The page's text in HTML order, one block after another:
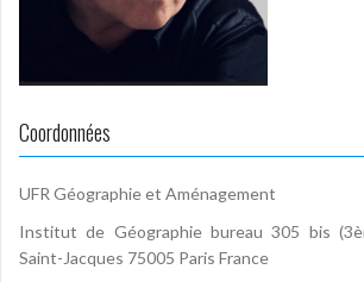
Coordonnées
UFR Géographie et Aménagement
Institut de Géographie bureau 305 bis
Saint-Jacques 75005 Paris France